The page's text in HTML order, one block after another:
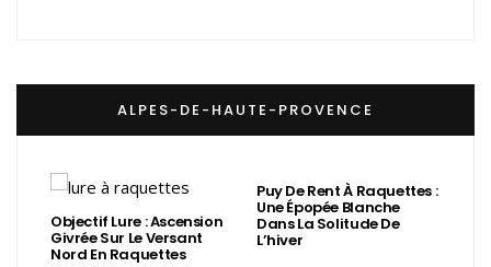
ALPES-DE-HAUTE-PROVENCE
Objectif Lure : Ascension
Givrée Sur Le Versant
Nord En Raquettes
Puy De Rent À Raquettes :
Une Épopée Blanche
Dans La Solitude De
L’hiver